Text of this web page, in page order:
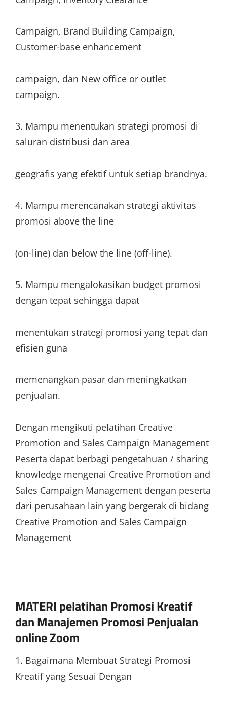
Campaign, Brand Building Campaign,
Customer-base enhancement
campaign, dan New office or outlet
campaign.
3. Mampu menentukan strategi promosi di
saluran distribusi dan area
geografis yang efektif untuk setiap brandnya.
4. Mampu merencanakan strategi aktivitas
promosi above the line
(on-line) dan below the line (off-line).
5. Mampu mengalokasikan budget promosi
dengan tepat sehingga dapat
menentukan strategi promosi yang tepat dan
efisien guna
memenangkan pasar dan meningkatkan
penjualan.
Dengan mengikuti pelatihan Creative
Promotion and Sales Campaign Management
Peserta dapat berbagi pengetahuan / sharing
knowledge mengenai Creative Promotion and
Sales Campaign Management dengan peserta
dari perusahaan lain yang bergerak di bidang
Creative Promotion and Sales Campaign
Management
MATERI pelatihan Promosi Kreatif
dan Manajemen Promosi Penjualan
online Zoom
1. Bagaimana Membuat Strategi Promosi
Kreatif yang Sesuai Dengan